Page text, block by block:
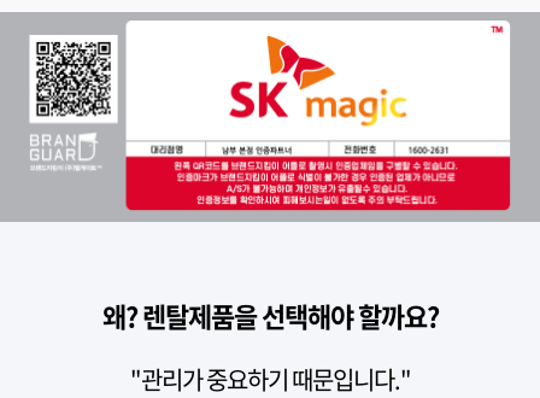
왜? 렌탈제품을 선택해야 할까요?
"관리가 중요하기 때문입니다."